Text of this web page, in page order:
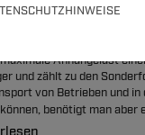
Lasten
Anhängelast
und zählt zu den
von Betrieben und
benötigt man